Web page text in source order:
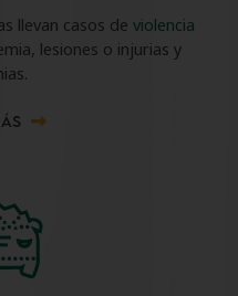
llevan casos de violencia
lesiones o injurias y